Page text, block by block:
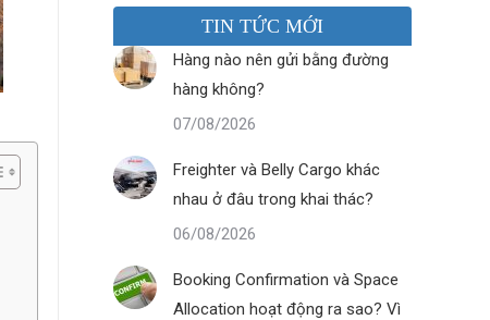
TIN TỨC MỚI
Hàng nào nên gửi bằng đường
hàng không?
07/08/2026
Freighter và Belly Cargo khác
nhau ở đâu trong khai thác?
06/08/2026
Booking Confirmation và Space
Allocation hoạt động ra sao? Vì